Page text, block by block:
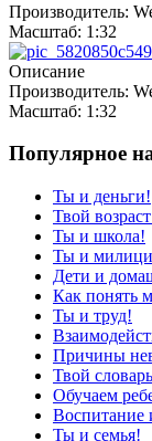
Производитель:
Масштаб: 1:32
Описание
Производитель:
Масштаб: 1:32
Популярное
Ты и деньги!
Твой
Ты и школа!
Ты и
Дети и
Как понять
Ты и труд!
Причины
Твой словарь
Обучаем
Воспитание
Ты и семья!